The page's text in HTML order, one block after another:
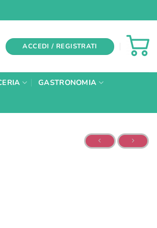
ACCEDI / REGISTRATI
GASTRONOMIA